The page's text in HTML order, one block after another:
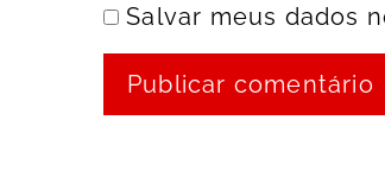
Salvar meus dados